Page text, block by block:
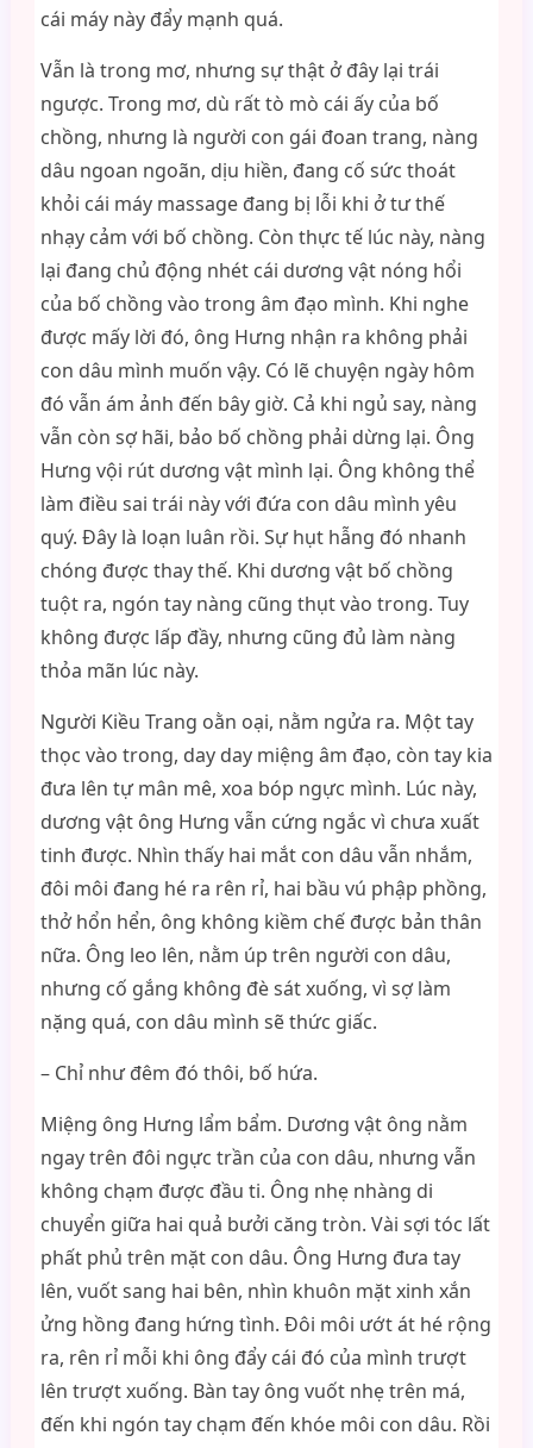
cái máy này đẩy mạnh quá.
Vẫn là trong mơ, nhưng sự thật ở đây lại trái
ngược. Trong mơ, dù rất tò mò cái ấy của bố
chồng, nhưng là người con gái đoan trang, nàng
dâu ngoan ngoãn, dịu hiền, đang cố sức thoát
khỏi cái máy massage đang bị lỗi khi ở tư thế
nhạy cảm với bố chồng. Còn thực tế lúc này, nàng
lại đang chủ động nhét cái dương vật nóng hổi
của bố chồng vào trong âm đạo mình. Khi nghe
được mấy lời đó, ông Hưng nhận ra không phải
con dâu mình muốn vậy. Có lẽ chuyện ngày hôm
đó vẫn ám ảnh đến bây giờ. Cả khi ngủ say, nàng
vẫn còn sợ hãi, bảo bố chồng phải dừng lại. Ông
Hưng vội rút dương vật mình lại. Ông không thể
làm điều sai trái này với đứa con dâu mình yêu
quý. Đây là loạn luân rồi. Sự hụt hẫng đó nhanh
chóng được thay thế. Khi dương vật bố chồng
tuột ra, ngón tay nàng cũng thụt vào trong. Tuy
không được lấp đầy, nhưng cũng đủ làm nàng
thỏa mãn lúc này.
Người Kiều Trang oằn oại, nằm ngửa ra. Một tay
thọc vào trong, day day miệng âm đạo, còn tay kia
đưa lên tự mân mê, xoa bóp ngực mình. Lúc này,
dương vật ông Hưng vẫn cứng ngắc vì chưa xuất
tinh được. Nhìn thấy hai mắt con dâu vẫn nhắm,
đôi môi đang hé ra rên rỉ, hai bầu vú phập phồng,
thở hổn hển, ông không kiềm chế được bản thân
nữa. Ông leo lên, nằm úp trên người con dâu,
nhưng cố gắng không đè sát xuống, vì sợ làm
nặng quá, con dâu mình sẽ thức giấc.
– Chỉ như đêm đó thôi, bố hứa.
Miệng ông Hưng lẩm bẩm. Dương vật ông nằm
ngay trên đôi ngực trần của con dâu, nhưng vẫn
không chạm được đầu ti. Ông nhẹ nhàng di
chuyển giữa hai quả bưởi căng tròn. Vài sợi tóc lất
phất phủ trên mặt con dâu. Ông Hưng đưa tay
lên, vuốt sang hai bên, nhìn khuôn mặt xinh xắn
ửng hồng đang hứng tình. Đôi môi ướt át hé rộng
ra, rên rỉ mỗi khi ông đẩy cái đó của mình trượt
lên trượt xuống. Bàn tay ông vuốt nhẹ trên má,
đến khi ngón tay chạm đến khóe môi con dâu. Rồi